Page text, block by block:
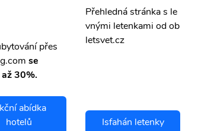
přes
se
30%.
abídka
hotelů
Přehledná stránka s le
vnými letenkami od ob
letsvet.cz
Isfahán letenky